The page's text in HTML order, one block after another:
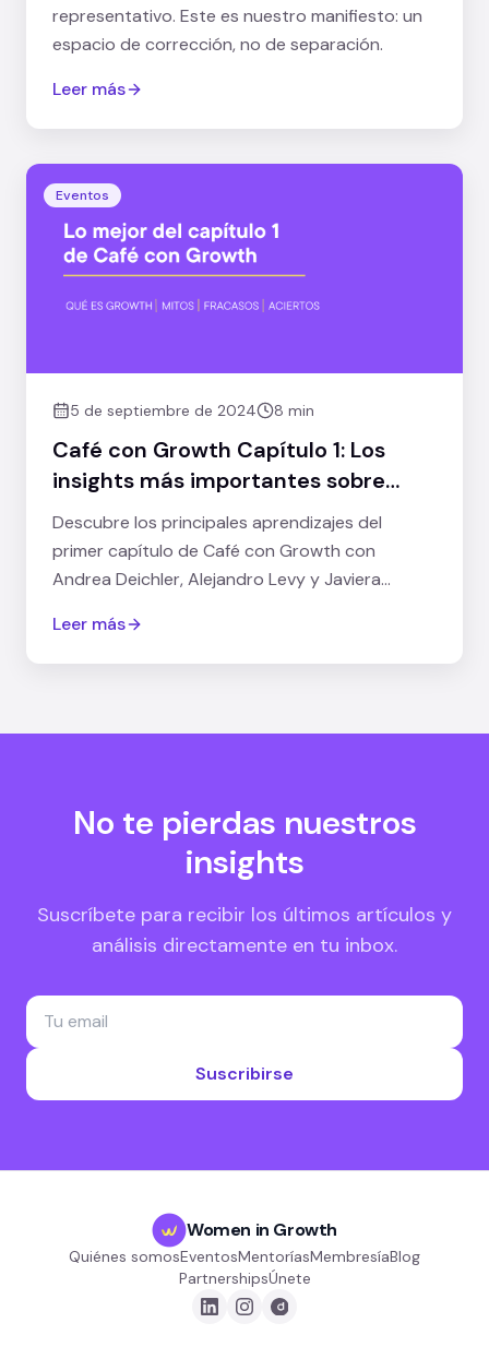
representativo. Este es nuestro manifiesto: un
espacio de corrección, no de separación.
Leer más
Eventos
5 de septiembre de 2024 8 min
Café con Growth Capítulo 1: Los
insights más importantes sobre
Growth
Descubre los principales aprendizajes del
primer capítulo de Café con Growth con
Andrea Deichler, Alejandro Levy y Javiera
Leer más
No te pierdas nuestros
insights
Suscríbete para recibir los últimos artículos y
análisis directamente en tu inbox.
Suscribirse
Women in Growth
Quiénes somosEventosMentoríasMembresíaBlog
PartnershipsÚnete